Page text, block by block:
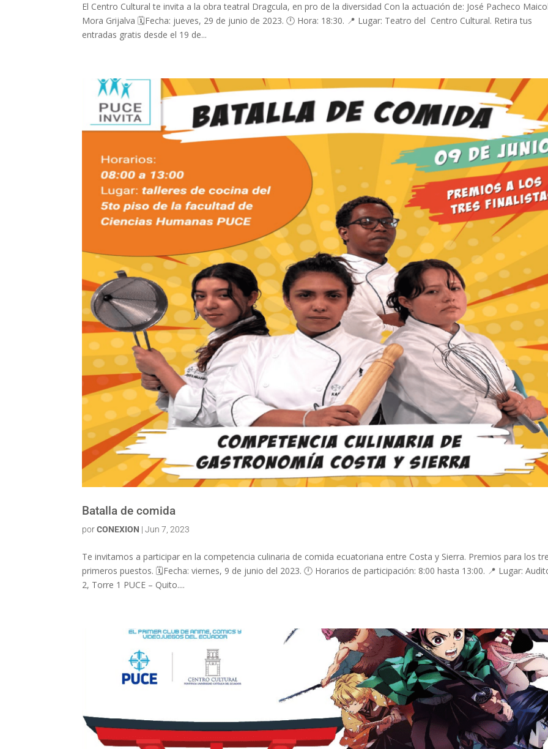
El Centro Cultural te invita a la obra teatral Dragcula, en pro de la diversidad Con la actuación de: José Pacheco
Mora Grijalva 🗓️Fecha: jueves, 29 de junio de 2023. 🕛 Hora: 18:30. 📍 Lugar: Teatro del Centro Cultural. Retira tus
entradas gratis desde el 19 de...
Batalla de comida
porCONEXION |Jun 7, 2023
Te invitamos a participar en la competencia culinaria de comida ecuatoriana entre Costa y Sierra. Premios para los
primeros puestos. 🗓️Fecha: viernes, 9 de junio del 2023. 🕛 Horarios de participación: 8:00 hasta 13:00. 📍 Lugar:
2, Torre 1 PUCE – Quito....